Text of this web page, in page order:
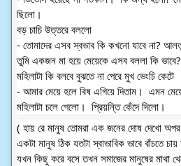
ছিলো।
বড় চাচি উত্তরে বললো
- তোমাদের এসব স্বভাব কি কখনো যাবে না?
তুমি একজন মা হয়ে মেয়েকে এসব বললা কি ভাবে?
মহিলাটা কি বলবে বুঝতে না পেরে মুখ ভেংচি কেটে
- আমার মেয়ে হলে বিষ এগিয়ে দিতাম।  এমন
মহিলাটা চলে গেলো।  প্রিয়ন্তি কেঁদে দিলো।
( হায় রে মানুষ তোমরা এক জনের দোষ দেখো
একটা মানুষ ঠিক যতটা স্বাভাবিক ভাবে বাঁচতে
যখন কিছু করে বসে তখন সমাজের মানুষের মাথা